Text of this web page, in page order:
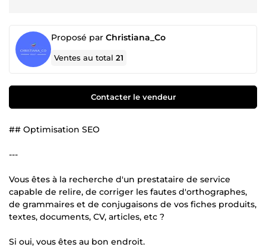
Proposé par Christiana_Co
Ventes au total21
Contacter le vendeur
## Optimisation SEO
---
Vous êtes à la recherche d'un prestataire de service
capable de relire, de corriger les fautes d'orthographes,
de grammaires et de conjugaisons de vos fiches produits,
textes, documents, CV, articles, etc ?
Si oui, vous êtes au bon endroit.